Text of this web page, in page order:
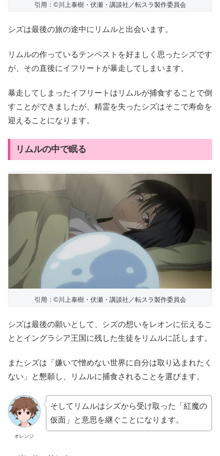
引用：©川上泰樹・伏瀬・講談社／転スラ製作委員会
シズは最後の旅の途中にリムルと出会います。
リムルの作っているテンペストを好ましく思ったシズです
が、その直後にイフリートが暴走してしまいます。
暴走してしまったイフリートはリムルが捕食することで倒
すことができましたが、精霊を失ったシズはそこで寿命を
迎えることになります。
リムルの中で眠る
引用：©川上泰樹・伏瀬・講談社／転スラ製作委員会
シズは最後の願いとして、シズの想いをレオンに伝えるこ
ととイングラシア王国に残した生徒をリムルに託します。
またシズは「嫌いで憎めない世界に自分は取り込まれたく
ない」と懇願し、リムルに捕食されることを選びます。
オレンジ
そしてリムルはシズから受け取った「紅魔の
仮面」と意思を継ぐことになります。